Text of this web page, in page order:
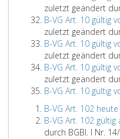
zuletzt geändert
B-VG Art. 10 gültig
zuletzt geändert
B-VG Art. 10 gültig
zuletzt geändert
B-VG Art. 10 gültig
zuletzt geändert
B-VG Art. 10 gültig
B-VG Art. 102 heute
B-VG Art. 102
durch BGBl. I Nr.